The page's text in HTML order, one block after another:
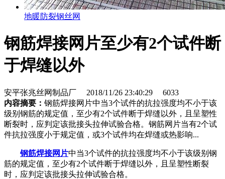
地暖防裂钢丝网
钢筋焊接网片至少有2个试件断
于焊缝以外
安平张兆丝网制品厂 2018/11/26 23:40:29
6033
内容摘要： 钢筋焊接网片中当3个试件的抗拉强度均不小于该
级别钢筋的规定值，至少有2个试件断于焊缝以外，且呈塑性
断裂时，应判定该批接头拉伸试验合格。钢筋网片当有2个试
件抗拉强度小于规定值，或3个试件均在焊缝或热影响...
钢筋焊接网片中当3个试件的抗拉强度均不小于该级别钢
筋的规定值，至少有2个试件断于焊缝以外，且呈塑性断裂
时，应判定该批接头拉伸试验合格。